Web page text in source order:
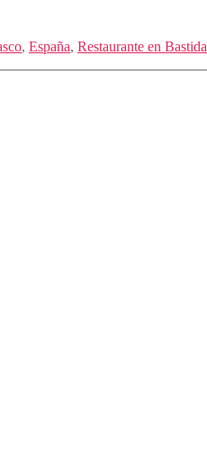
, España, Restaurante en Bastida